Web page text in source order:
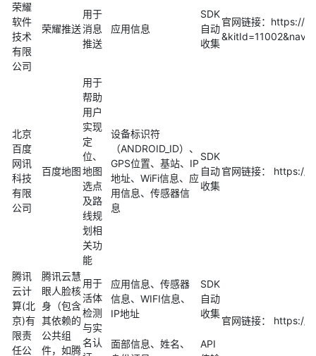
荣耀
软件
技术
有限
公司
荣耀推送
用于
消息
推送
应用信息
SDK
自动
收集
官网链接：https://
北京
百度
网讯
科技
有限
公司
百度地图
用于
帮助
用户
实现
定
位、
地图
选点
及路
线规
划相
关功
能
设备标识符
（ANDROID_ID）、
GPS位置、基站、IP
地址、WiFi信息、应
用信息、传感器信
息
SDK
自动
收集
官网链接： https://
腾讯
云计
算(北
京)有
限责
任公
腾讯云慧
眼人脸核
身（包含
其依赖的
公共组
件，如腾
用于
活体
检测
与实
名认
应用信息、传感器
信息、WIFI信息、
IP地址
SDK
自动
收集
官网链接： https://
面部信息、姓名、
API